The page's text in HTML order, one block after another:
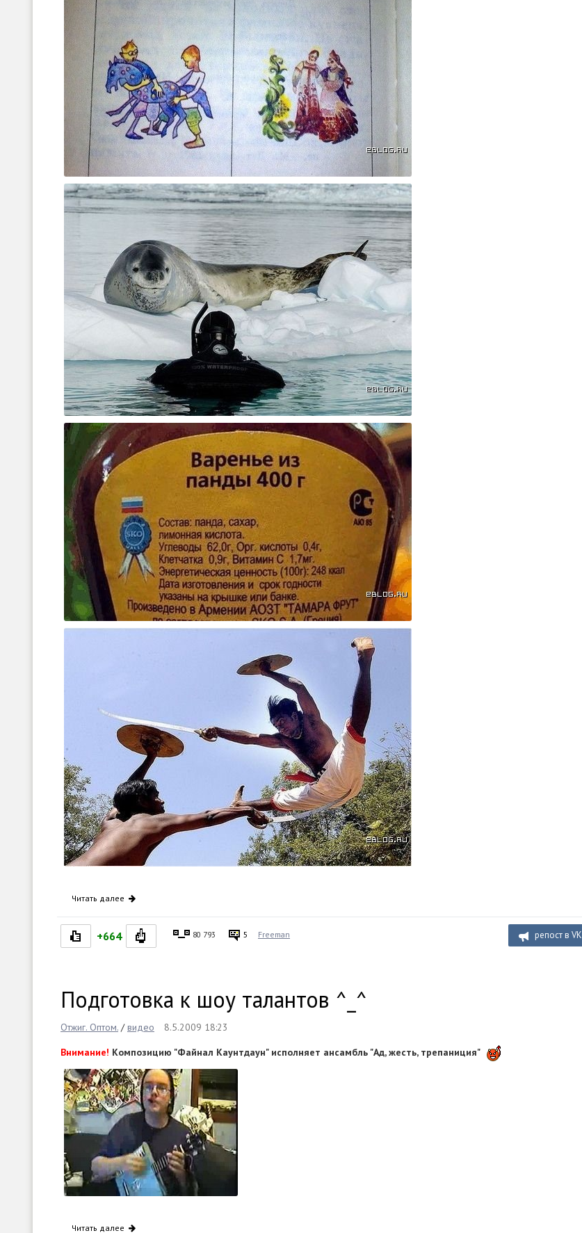
Читать далее
+664 80 793 5 Freeman репост в VK
Подготовка к шоу талантов ^_^
Отжиг. Оптом. /видео
8.5.2009 18:23
Внимание! Композицию "Файнал Каунтдаун" исполняет ансамбль "Ад, жесть, трепаниция"
Читать далее